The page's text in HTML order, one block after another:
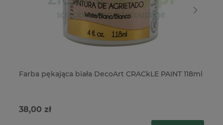
Farba pękająca biała DecoArt CRACkLE PAINT 118ml
38,00 zł